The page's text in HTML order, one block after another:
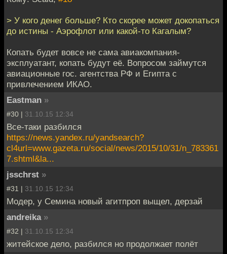
> У кого денег больше? Кто скорее может докопаться
до истины - Аэрофлот или какой-то Кагалым?
Копать будет вовсе не сама авиакомпания-
эксплуатант, копать будут её. Вопросом займутся
авиационные гос. агентства РФ и Египта с
привлечением ИКАО.
Eastman »
#30 | 31.10.15 12:34
Все-таки разбился
https://news.yandex.ru/yandsearch?
cl4url=www.gazeta.ru/social/news/2015/10/31/n_783361
7.shtml&la...
jsschrst »
#31 | 31.10.15 12:34
Модер, у Семина новый агитпроп выщел, дерзай
andreika »
#32 | 31.10.15 12:34
житейское дело, разбился но продолжает полёт